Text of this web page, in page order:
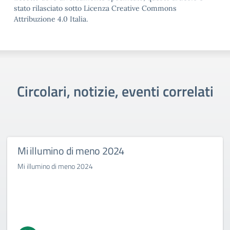
stato rilasciato sotto Licenza Creative Commons
Attribuzione 4.0 Italia.
Circolari, notizie, eventi correlati
Mi illumino di meno 2024
Mi illumino di meno 2024